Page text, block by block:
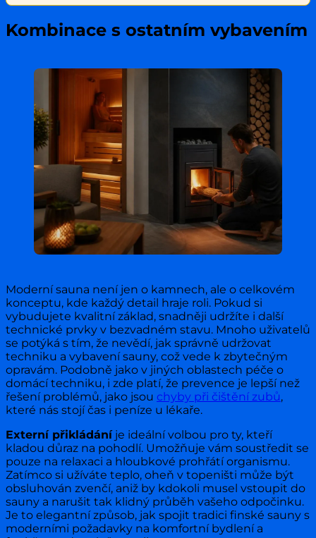
Kombinace s ostatním vybavením
Moderní sauna není jen o kamnech, ale o celkovém
konceptu, kde každý detail hraje roli. Pokud si
vybudujete kvalitní základ, snadněji udržíte i další
technické prvky v bezvadném stavu. Mnoho uživatelů
se potýká s tím, že nevědí, jak správně udržovat
techniku a vybavení sauny, což vede k zbytečným
opravám. Podobně jako v jiných oblastech péče o
domácí techniku, i zde platí, že prevence je lepší než
řešení problémů, jako jsou chyby při čištění zubů,
které nás stojí čas i peníze u lékaře.
Externí přikládáníje ideální volbou pro ty, kteří
kladou důraz na pohodlí. Umožňuje vám soustředit se
pouze na relaxaci a hloubkové prohřátí organismu.
Zatímco si užíváte teplo, oheň v topeništi může být
obsluhován zvenčí, aniž by kdokoli musel vstoupit do
sauny a narušit tak klidný průběh vašeho odpočinku.
Je to elegantní způsob, jak spojit tradici finské sauny s
moderními požadavky na komfortní bydlení a